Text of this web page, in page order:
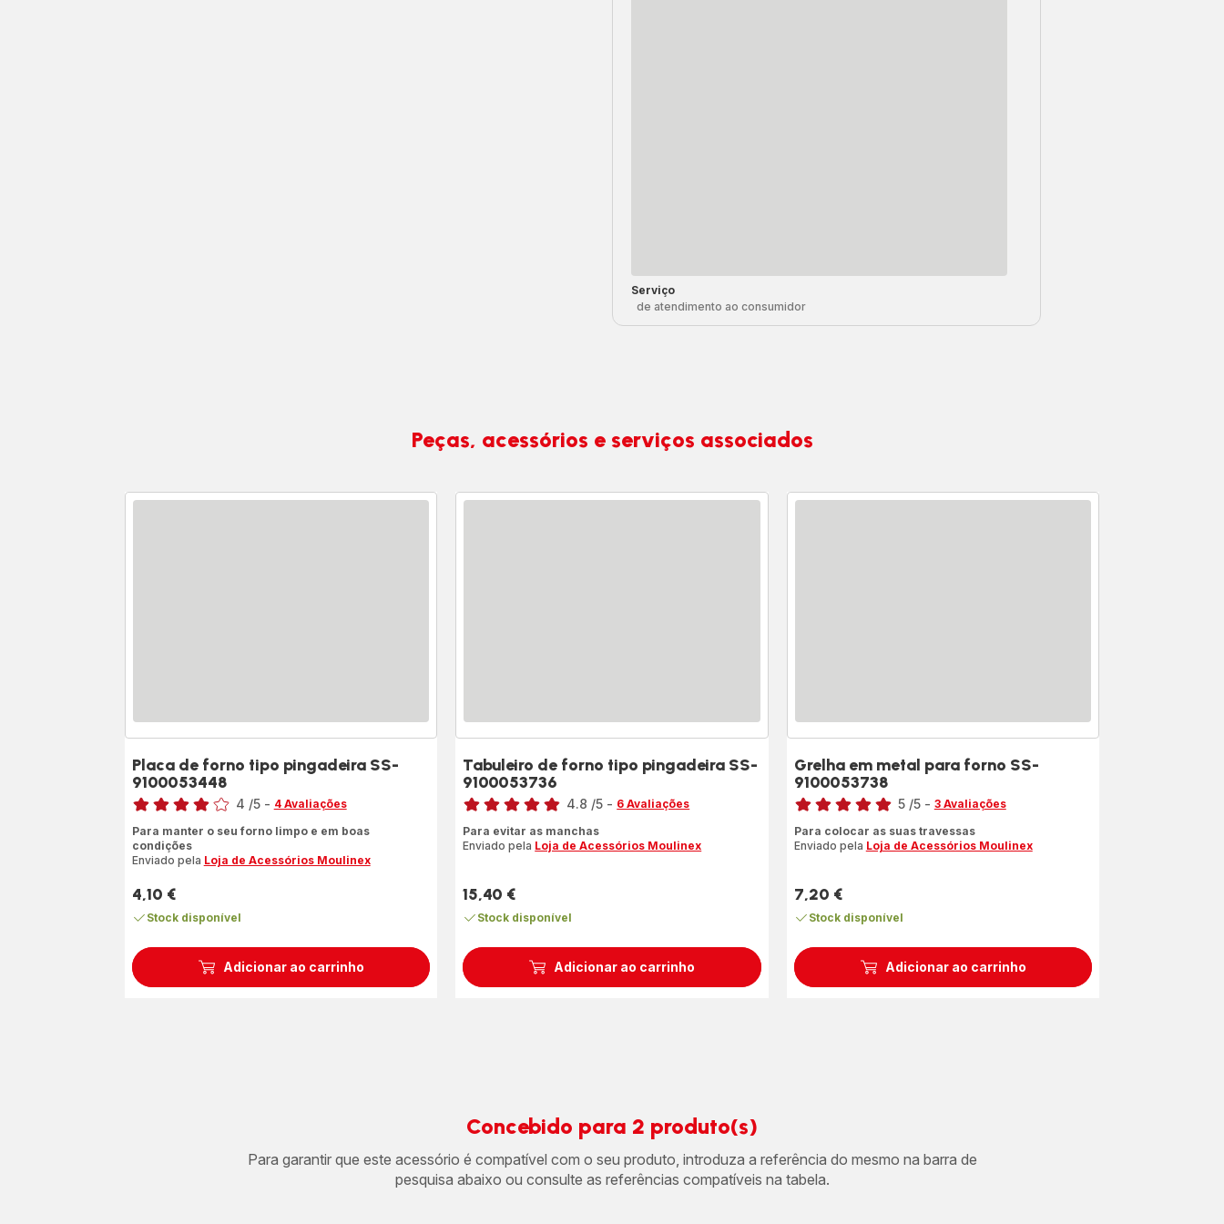
Serviço
de atendimento ao consumidor
Peças, acessórios e serviços associados
Adicionar ao carrinho
Placa de forno tipo pingadeira SS-
9100053448
Classificação
de
quatro
(média)
4 /5 - 4 Avaliações
Para manter o seu forno limpo e em boas
condições
Enviado pela Loja de Acessórios Moulinex
Preço
4,10 €
Stock disponível
Adicionar ao carrinho
Tabuleiro de forno tipo pingadeira SS-
9100053736
Classificação
4.8 /5 - 6 Avaliações
Para evitar as manchas
Enviado pela Loja de Acessórios Moulinex
Preço
15,40 €
Stock disponível
Adicionar ao carrinho
Grelha em metal para forno SS-
9100053738
Classificação
de
(média)
5 /5 - 3 Avaliações
Para colocar as suas travessas
Enviado pela Loja de Acessórios Moulinex
Preço
7,20 €
Stock disponível
Concebido para 2 produto(s)
Para garantir que este acessório é compatível com o seu produto, introduza a referência do mesmo na barra de
pesquisa abaixo ou consulte as referências compatíveis na tabela.